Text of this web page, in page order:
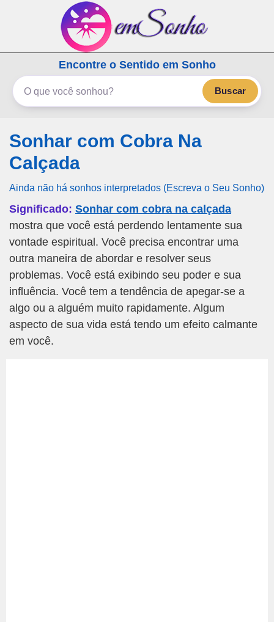
emSonho.com
Os sonhos significam mais
Encontre o Sentido em Sonho
Buscar
Sonhar com Cobra Na
Calçada
Ainda não há sonhos interpretados (Escreva o Seu Sonho)
Significado: Sonhar com cobra na calçada
mostra que você está perdendo lentamente sua
vontade espiritual. Você precisa encontrar uma
outra maneira de abordar e resolver seus
problemas. Você está exibindo seu poder e sua
influência. Você tem a tendência de apegar-se a
algo ou a alguém muito rapidamente. Algum
aspecto de sua vida está tendo um efeito calmante
em você.